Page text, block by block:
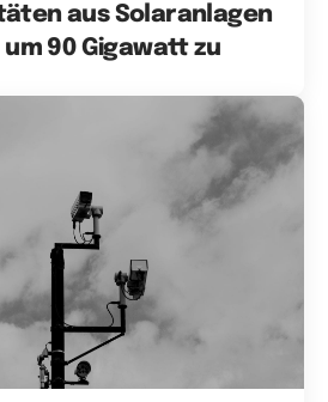
aus Solaranlagen
90 Gigawatt zu